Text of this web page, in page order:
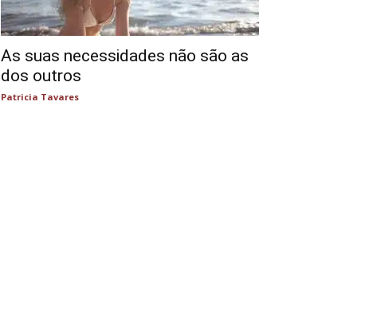
As suas necessidades não são as
dos outros
Patricia Tavares